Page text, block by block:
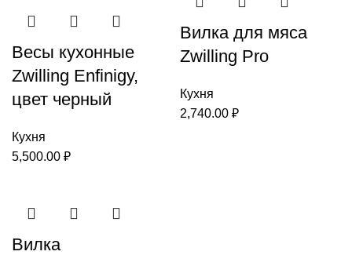
Весы кухонные
Zwilling Enfinigy,
цвет черный
Кухня
5,500.00 ₽
Вилка для мяса
Zwilling Pro
Кухня
2,740.00 ₽
Вилка